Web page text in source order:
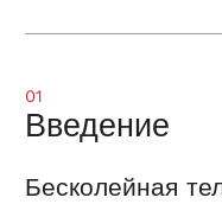
01
Введение
Бесколейная